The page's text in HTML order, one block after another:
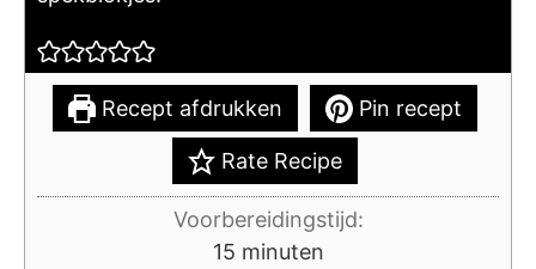
Recept afdrukken Pin recept
Rate Recipe
Voorbereidingstijd:
15minuten
minuten